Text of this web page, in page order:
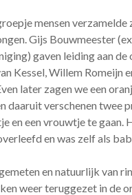
mensen
Gijs Bouwmeester
gaven leiding aan
Kessel, Willem Romeijn
later zagen we een
daaruit verschenen
en een vrouwtje te
en was zelf als
en natuurlijk van
weer teruggezet in de